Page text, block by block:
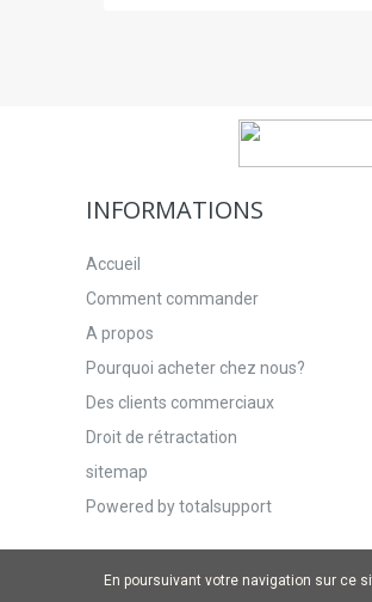
INFORMATIONS
Accueil
Comment commander
A propos
Pourquoi acheter chez nous?
Des clients commerciaux
Droit de rétractation
sitemap
Powered by totalsupport
En poursuivant votre navigation sur ce